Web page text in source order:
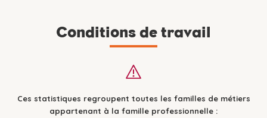
Conditions de travail
Ces statistiques regroupent toutes les familles de métiers
appartenant à la famille professionnelle :